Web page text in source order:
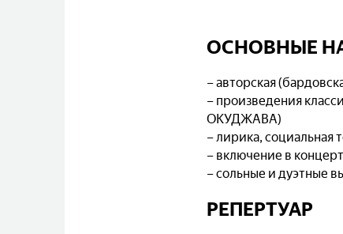
ОСНОВНЫЕ
– авторская
– произведения
ОКУДЖАВА)
– лирика, социальная
– включение в
– сольные и дуэтные
РЕПЕРТУАР